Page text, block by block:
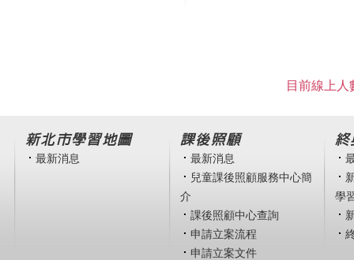
目前線上
新北市學習地圖
最新消息
課後照顧
最新消息
兒童課後照顧服務中心簡
介
課後照顧中心查詢
申請立案流程
申請立案文件
終
學